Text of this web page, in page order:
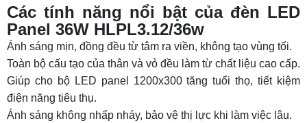
Các tính năng nổi bật của đèn LED
Panel 36W HLPL3.12/36w
Ánh sáng mịn, đồng đều từ tâm ra viền, không tạo vùng tối.
Toàn bộ cấu tạo của thân và vỏ đều làm từ chất liệu cao cấp.
Giúp cho bộ LED panel 1200x300tăng tuổi thọ, tiết kiệm
điện năng tiêu thụ.
Ánh sáng không nhấp nháy, bảo vệ thị lực khi làm việc lâu.